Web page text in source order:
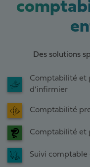
Des solutions
Comptabilité et
d’infirmier
Comptabilité
Comptabilité et
Suivi